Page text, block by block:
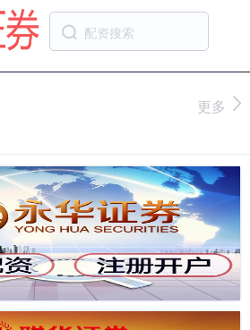
更多